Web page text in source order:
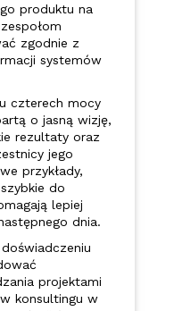
produktu na
zgodnie z
systemów
czterech mocy
o jasną wizję,
rezultaty oraz
jego
przykłady,
do
lepiej
dnia.
projektami
konsultingu w